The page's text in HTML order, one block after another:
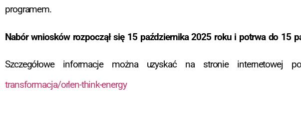
programem.
Nabór wniosków rozpoczął się 15 października 2025 roku i potrwa do 15
Szczegółowe informacje można uzyskać na stronie internetowej
transformacja/orlen-think-energy